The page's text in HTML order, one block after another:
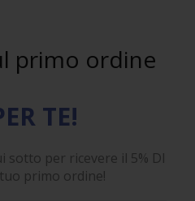
primo ordine
TE!
sotto per ricevere il 5% DI
primo ordine!